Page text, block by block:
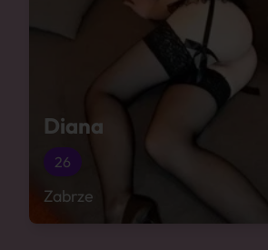
Diana
26
Zabrze